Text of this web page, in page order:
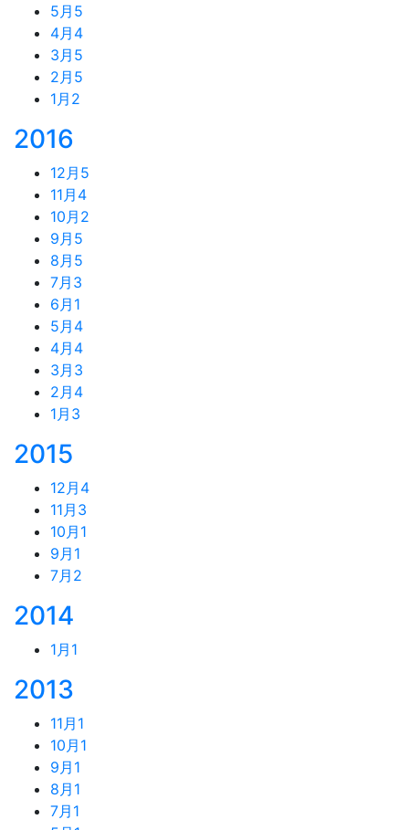
5月 5
4月 4
3月 5
2月 5
1月 2
2016
12月 5
11月 4
10月 2
9月 5
8月 5
7月 3
6月 1
5月 4
4月 4
3月 3
2月 4
1月 3
2015
12月 4
11月 3
10月 1
9月 1
7月 2
2014
1月 1
2013
11月 1
10月 1
9月 1
8月 1
7月 1